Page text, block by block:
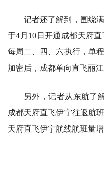
记者还了解到，围绕
于4月10日开通成都天府
每周二、四、六执行，单
加密后，成都单向直飞丽
另外，记者从东航了
成都天府直飞伊宁往返航
天府直飞伊宁航线航班量增